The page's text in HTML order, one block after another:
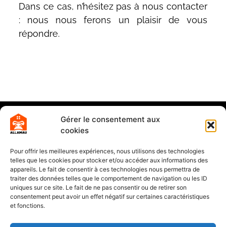
Gérer le consentement aux
cookies
Pour offrir les meilleures expériences, nous utilisons des technologies
telles que les cookies pour stocker et/ou accéder aux informations des
appareils. Le fait de consentir à ces technologies nous permettra de
traiter des données telles que le comportement de navigation ou les ID
uniques sur ce site. Le fait de ne pas consentir ou de retirer son
consentement peut avoir un effet négatif sur certaines caractéristiques
et fonctions.
Dans ce cas, n’hésitez pas à nous contacter
: nous nous ferons un plaisir de vous
répondre.